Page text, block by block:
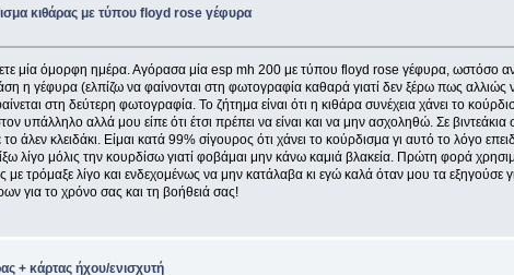
κιθάρας με τύπου floyd rose γέφυρα
μία όμορφη ημέρα. Αγόρασα μία esp mh 200 με τύπου floyd rose γέφυρα, ωστόσο
η γέφυρα (ελπίζω να φαίνονται στη φωτογραφία καθαρά γιατί δεν ξέρω πως
στη δεύτερη φωτογραφία. Το ζήτημα είναι ότι η κιθάρα συνέχεια χάνει το
υπάλληλο αλλά μου είπε ότι έτσι πρέπει να είναι και να μην ασχοληθώ. Σε
άλεν κλειδάκι. Είμαι κατά 99% σίγουρος ότι χάνει το κούρδισμα γι αυτό το λόγο
λίγο μόλις την κουρδίσω γιατί φοβάμαι μην κάνω καμιά βλακεία. Πρώτη φορά
με τρόμαξε λίγο και ενδεχομένως να μην κατάλαβα κι εγώ καλά όταν μου τα
για το χρόνο σας και τη βοήθειά σας!
+ κάρτας ήχου/ενισχυτή